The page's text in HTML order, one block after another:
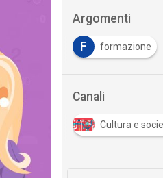
Argomenti
formazione I
Canali
Cultura e